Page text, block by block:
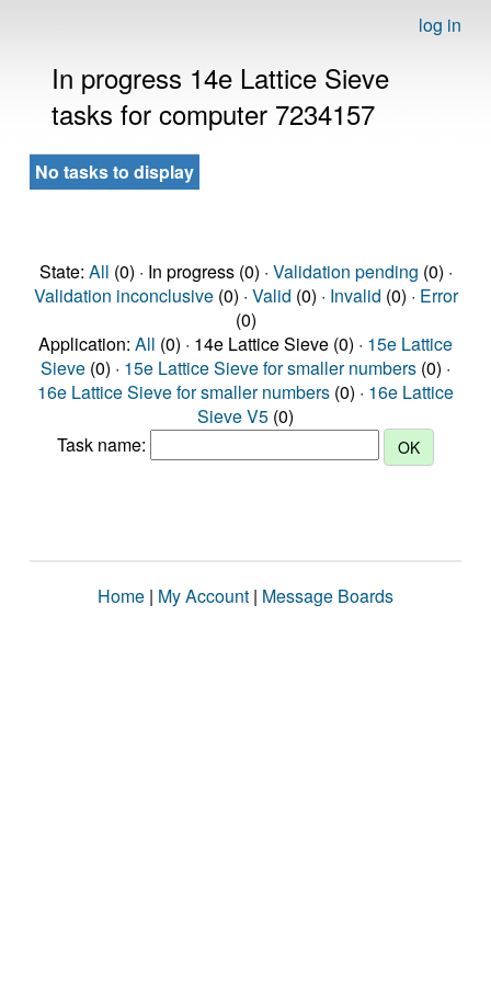
log in
In progress 14e Lattice Sieve
tasks for computer 7234157
No tasks to display
State: All (0) · In progress (0) · Validation pending (0) ·
Validation inconclusive(0) · Valid (0) · Invalid (0) · Error
(0)
Application: All (0) · 14e Lattice Sieve (0) · 15e Lattice
Sieve (0) · 15e Lattice Sieve for smaller numbers (0) ·
16e Lattice Sieve for smaller numbers (0) · 16e Lattice
Sieve V5 (0)
Task name:
Home | My Account | Message Boards